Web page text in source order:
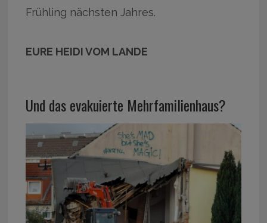
Frühling nächsten Jahres.
EURE HEIDI VOM LANDE
Und das evakuierte Mehrfamilienhaus?